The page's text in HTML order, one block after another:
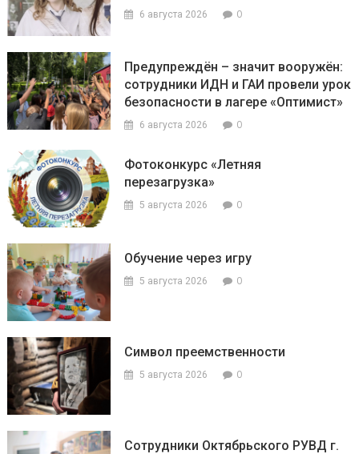
6 августа 2026 0
Предупреждён – значит вооружён:
сотрудники ИДН и ГАИ провели урок
безопасности в лагере «Оптимист»
6 августа 2026 0
Фотоконкурс «Летняя
перезагрузка»
5 августа 2026 0
Обучение через игру
5 августа 2026 0
Символ преемственности
5 августа 2026 0
Сотрудники Октябрьского РУВД г.